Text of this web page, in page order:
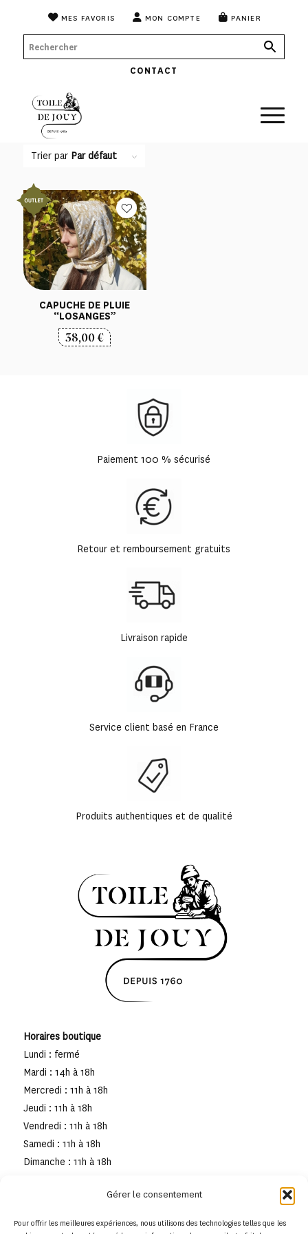
Gérer le consentement
Pour offrir les meilleures expériences, nous utilisons des technologies telles que les
MES FAVORIS MON COMPTE PANIER
CONTACT
Trier par Par défaut
CAPUCHE DE PLUIE
“LOSANGES”
38,00€
Paiement 100 % sécurisé
Retour et remboursement gratuits
Livraison rapide
Service client basé en France
Produits authentiques et de qualité
Horaires boutique
Lundi : fermé
Mardi : 14h à 18h
Mercredi : 11h à 18h
Jeudi : 11h à 18h
Vendredi : 11h à 18h
Samedi : 11h à 18h
Dimanche : 11h à 18h